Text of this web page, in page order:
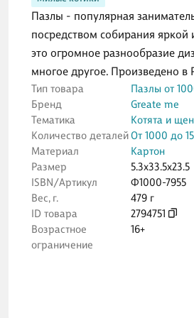
Пазлы - популярная
посредством собирания яркой
это огромное разнообразие
многое другое. Произведено в
Тип товара
Пазлы от
Бренд
Greate me
Тематика
Котята и
Количество деталейОт 1000 до
Материал
Картон
Размер
5.3x33.5x23.5
ISBN/Артикул
Ф1000-7955
Вес, г.
479 г
ID товара
2794751
Возрастное
ограничение
16+